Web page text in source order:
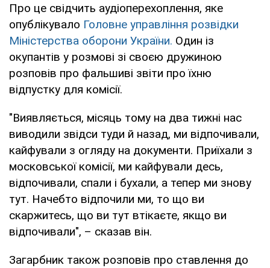
Про це свідчить аудіоперехоплення, яке
опублікувало Головне управління розвідки
Міністерства оборони України. Один із
окупантів у розмові зі своєю дружиною
розповів про фальшиві звіти про їхню
відпустку для комісії.
"Виявляється, місяць тому на два тижні нас
виводили звідси туди й назад, ми відпочивали,
кайфували з огляду на документи. Приїхали з
московської комісії, ми кайфували десь,
відпочивали, спали і бухали, а тепер ми знову
тут. Начебто відпочили ми, то що ви
скаржитесь, що ви тут втікаєте, якщо ви
відпочивали", – сказав він.
Загарбник також розповів про ставлення до